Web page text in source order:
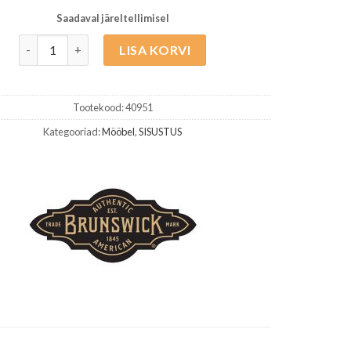
Saadaval järeltellimisel
LISA KORVI
Tootekood:40951
Kategooriad:Mööbel,SISUSTUS